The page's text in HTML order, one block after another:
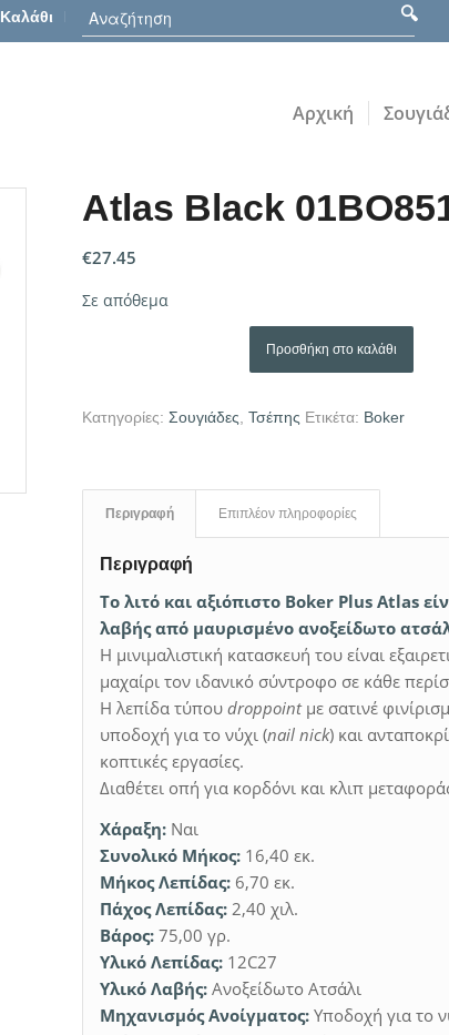
Καλάθι
Αρχική
Atlas Black
€27.45
Σε απόθεμα
Προσθήκη στο καλάθι
Κατηγορίες:Σουγιάδες,Τσέπης Ετικέτα: Boker
Περιγραφή Επιπλέον πληροφορίες
Περιγραφή
Το λιτό και αξιόπιστο Boker Plus Atlas
λαβής από μαυρισμένο ανοξείδωτο
Η μινιμαλιστική κατασκευή του είναι
μαχαίρι τον ιδανικό σύντροφο σε κάθε
Η λεπίδα τύπουdroppointμε σατινέ
υποδοχή για το νύχι (nail nick) και
κοπτικές εργασίες.
Διαθέτει οπή για κορδόνι και κλιπ
Χάραξη: Ναι
Συνολικό Μήκος: 16,40 εκ.
Μήκος Λεπίδας: 6,70 εκ.
Πάχος Λεπίδας: 2,40 χιλ.
Βάρος: 75,00 γρ.
Υλικό Λεπίδας: 12C27
Υλικό Λαβής: Ανοξείδωτο Ατσάλι
Μηχανισμός Ανοίγματος: Υποδοχή για το